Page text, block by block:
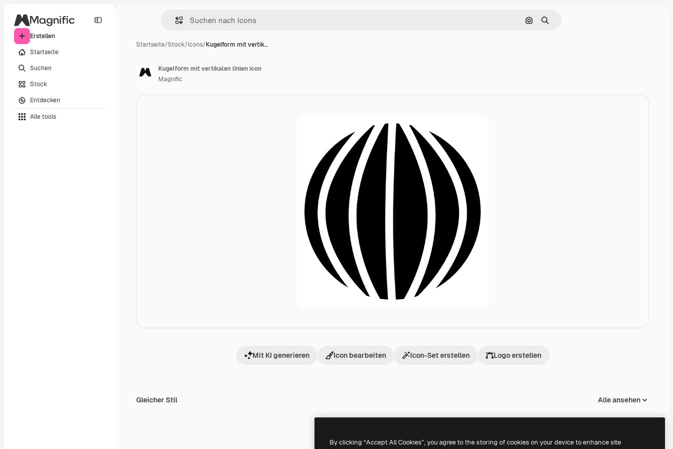
Erstellen
Startseite
Suchen
Stock
Entdecken
Alle tools
Nach Bild suchen
Suchen
Startseite/Stock/Icons/Kugelform mit vertik…
Mit KI generieren Icon bearbeiten Icon-Set erstellen Logo erstellen
Kugelform mit vertikalen linien icon
Magnific
Gleicher Stil Alle ansehen
By clicking “Accept All Cookies”, you agree to the storing of cookies on your device to enhance site